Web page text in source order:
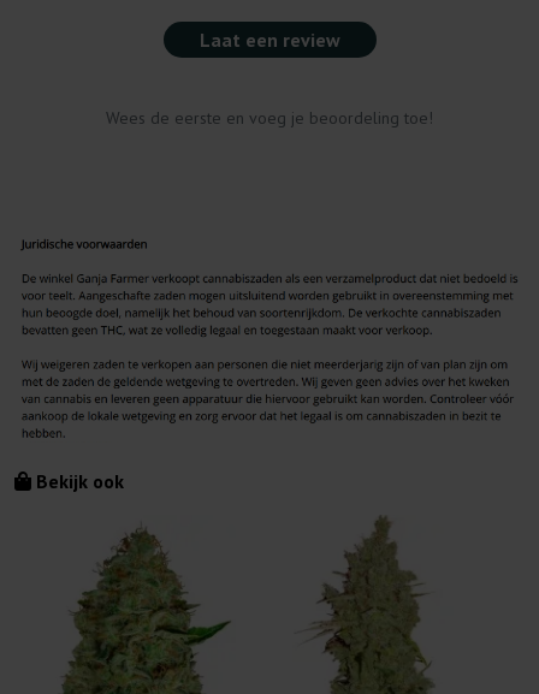
Laat een review
Wees de eerste en voeg je beoordeling toe!
Bekijk ook